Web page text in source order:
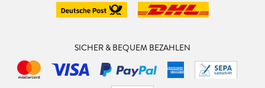
SICHER & BEQUEM BEZAHLEN